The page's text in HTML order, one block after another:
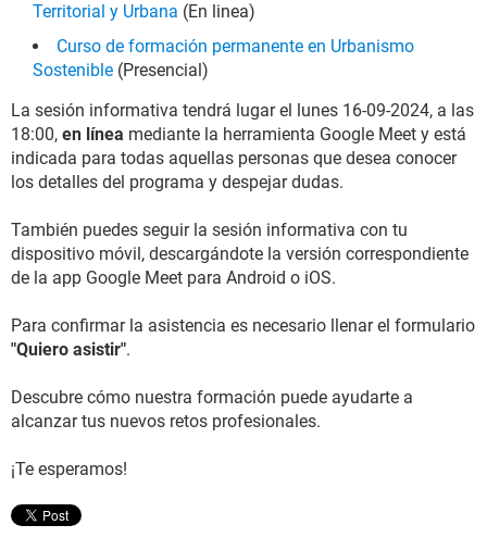
Territorial y Urbana (En linea)
Curso de formación permanente en Urbanismo
Sostenible (Presencial)
La sesión informativa tendrá lugar el lunes 16-09-2024, a las
18:00, en línea mediante la herramienta Google Meet y está
indicada para todas aquellas personas que desea conocer
los detalles del programa y despejar dudas.
También puedes seguir la sesión informativa con tu
dispositivo móvil, descargándote la versión correspondiente
de la app Google Meet para Android o iOS.
Para confirmar la asistencia es necesario llenar el formulario
"Quiero asistir".
Descubre cómo nuestra formación puede ayudarte a
alcanzar tus nuevos retos profesionales.
¡Te esperamos!